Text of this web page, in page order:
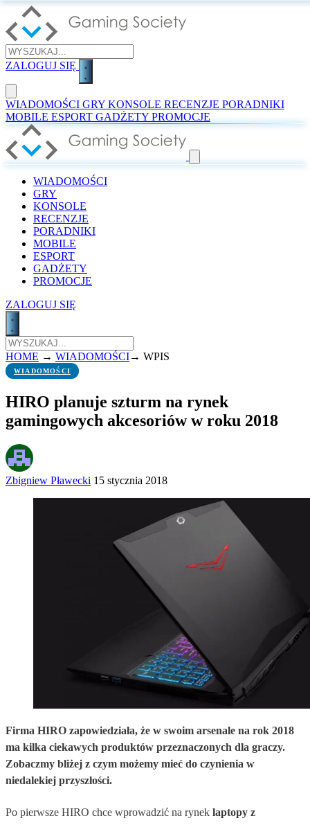
ZALOGUJ SIĘ
WIADOMOŚCI GRY KONSOLE RECENZJE PORADNIKI
MOBILE ESPORT GADŻETY PROMOCJE
WIADOMOŚCI
GRY
KONSOLE
RECENZJE
PORADNIKI
MOBILE
ESPORT
GADŻETY
PROMOCJE
ZALOGUJ SIĘ
HOME → WIADOMOŚCI→ WPIS
WIADOMOŚCI
HIRO planuje szturm na rynek
gamingowych akcesoriów w roku 2018
Zbigniew Pławecki 15 stycznia 2018
Firma HIRO zapowiedziała, że w swoim arsenale na rok 2018
ma kilka ciekawych produktów przeznaczonych dla graczy.
Zobaczmy bliżej z czym możemy mieć do czynienia w
niedalekiej przyszłości.
Po pierwsze HIRO chce wprowadzić na rynek laptopy z